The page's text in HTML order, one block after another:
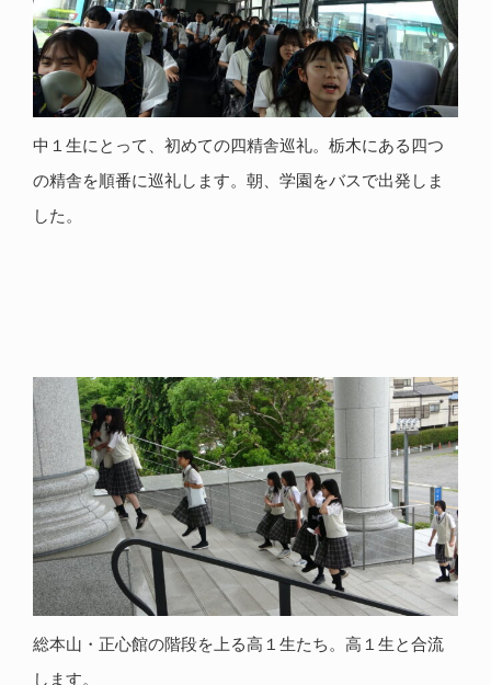
中１生にとって、初めての四精舎巡礼。栃木にある四つ
の精舎を順番に巡礼します。朝、学園をバスで出発しま
した。
総本山・正心館の階段を上る高１生たち。高１生と合流
します。